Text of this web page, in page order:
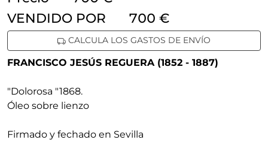
VENDIDO POR
700 €
CALCULA LOS GASTOS DE ENVÍO
FRANCISCO JESÚS REGUERA (1852 - 1887)
"Dolorosa "1868.
Óleo sobre lienzo
Firmado y fechado en Sevilla